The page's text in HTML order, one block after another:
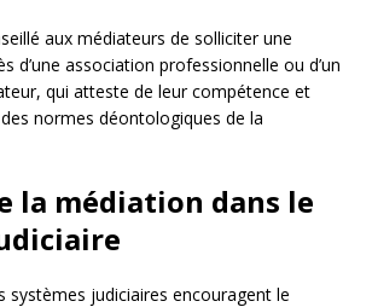
aux médiateurs de solliciter une
d’une association professionnelle ou d’un
qui atteste de leur compétence et
normes déontologiques de la
la médiation dans le
systèmes judiciaires encouragent le